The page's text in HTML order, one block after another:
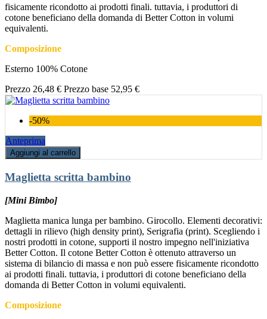
fisicamente ricondotto ai prodotti finali. tuttavia, i produttori di
cotone beneficiano della domanda di Better Cotton in volumi
equivalenti.
Composizione
Esterno 100% Cotone
Prezzo 26,48 € Prezzo base 52,95 €
-50%
Anteprima
Aggiungi al carrello
Maglietta scritta bambino
[Mini Bimbo]
Maglietta manica lunga per bambino. Girocollo. Elementi decorativi:
dettagli in rilievo (high density print), Serigrafia (print). Scegliendo i
nostri prodotti in cotone, supporti il nostro impegno nell'iniziativa
Better Cotton. Il cotone Better Cotton è ottenuto attraverso un
sistema di bilancio di massa e non può essere fisicamente ricondotto
ai prodotti finali. tuttavia, i produttori di cotone beneficiano della
domanda di Better Cotton in volumi equivalenti.
Composizione